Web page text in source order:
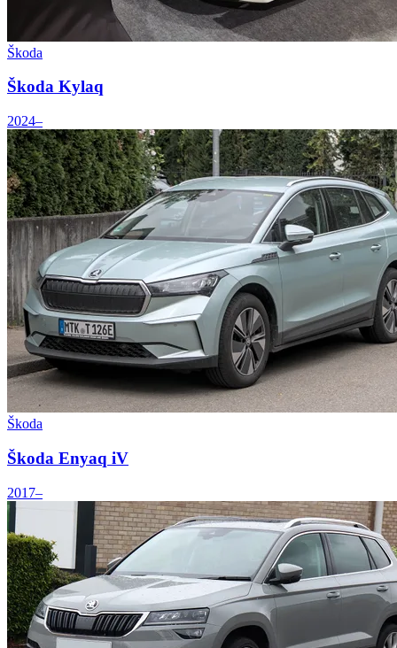
Škoda
Škoda Kylaq
2024–
Škoda
Škoda Enyaq iV
2017–